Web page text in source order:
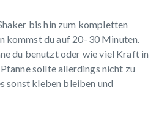
bis hin zum kompletten
kommst du auf 20–30 Minuten.
du benutzt oder wie viel Kraft in
sollte allerdings nicht zu
sonst kleben bleiben und